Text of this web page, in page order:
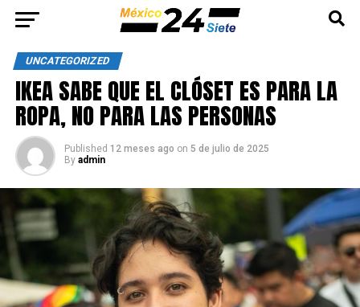
UNCATEGORIZED
IKEA SABE QUE EL CLÓSET ES PARA LA
ROPA, NO PARA LAS PERSONAS
Published 12 meses ago on 5 de julio de 2025
By admin